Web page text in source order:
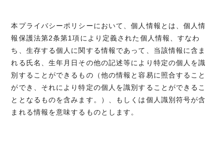
本プライバシーポリシーにおいて、個人情報とは、個人情
報保護法第2条第1項により定義された個人情報、すなわ
ち、生存する個人に関する情報であって、当該情報に含ま
れる氏名、生年月日その他の記述等により特定の個人を識
別することができるもの（他の情報と容易に照合すること
ができ、それにより特定の個人を識別することができるこ
ととなるものを含みます。）、もしくは個人識別符号が含
まれる情報を意味するものとします。